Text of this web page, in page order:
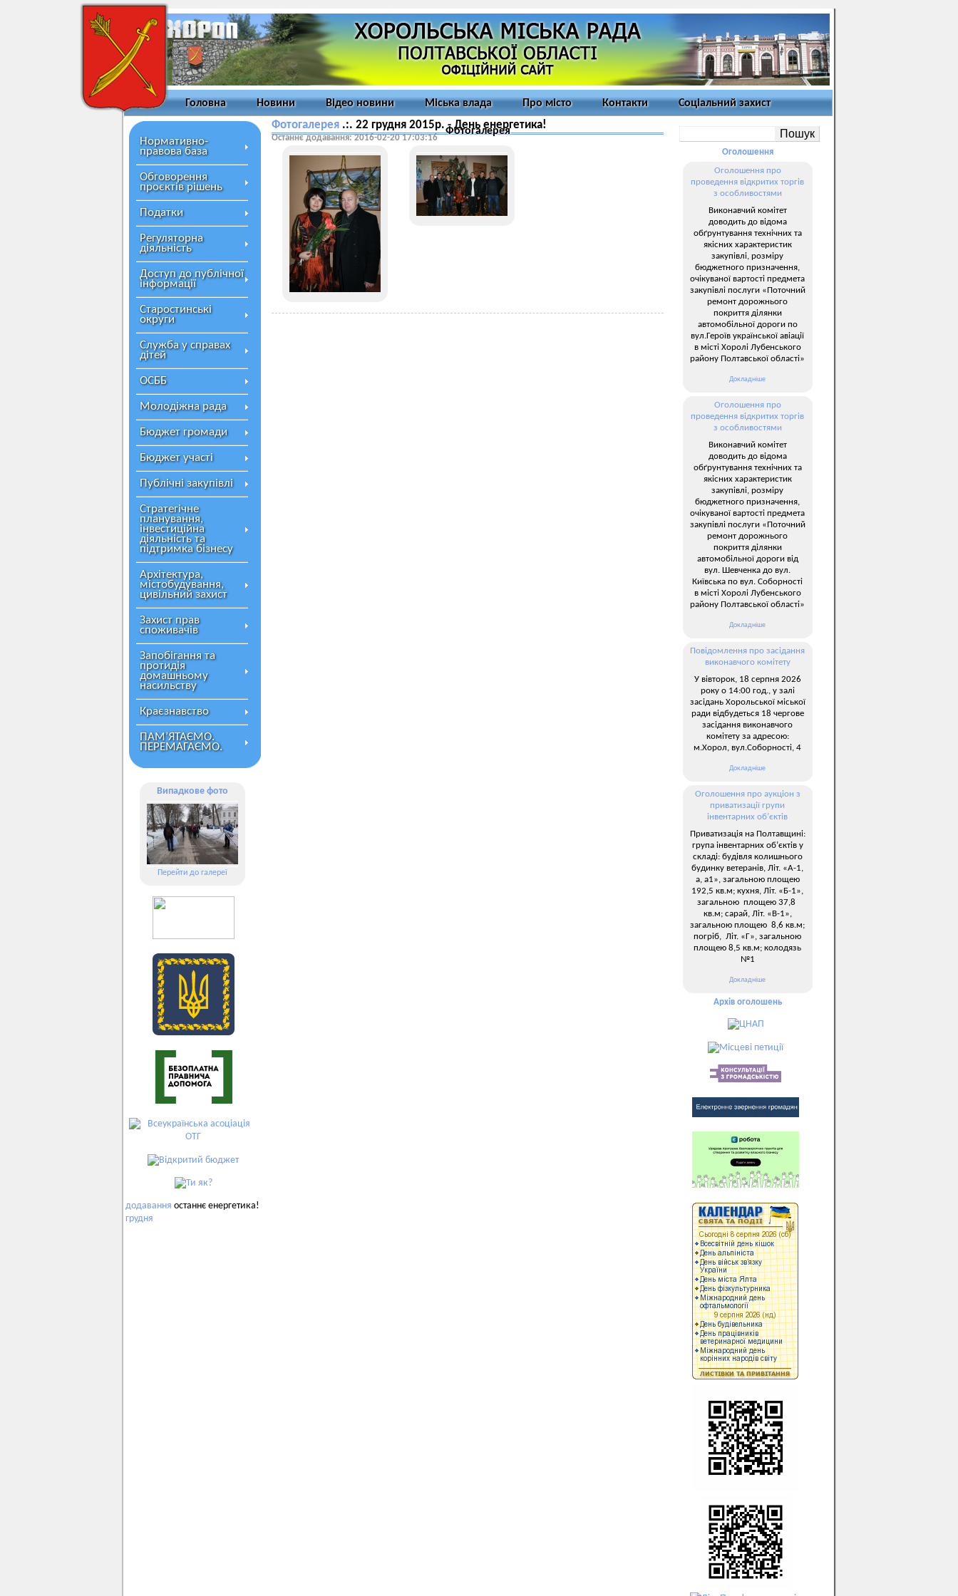
Головна Новини Відео новини Міська влада Про місто Контакти Соціальний захист
Фотогалерея
Нормативно-
правова база
Обговорення
проєктів рішень
Податки
Регуляторна
діяльність
Доступ до публічної
інформації
Старостинські
округи
Служба у справах
дітей
ОСББ
Молодіжна рада
Бюджет громади
Бюджет участі
Публічні закупівлі
Стратегічне
планування,
інвестиційна
діяльність та
підтримка бізнесу
Архітектура,
містобудування,
цивільний захист
Захист прав
споживачів
Запобігання та
протидія
домашньому
насильству
Краєзнавство
ПАМ’ЯТАЄМО.
ПЕРЕМАГАЄМО.
Випадкове фото
Перейти до галереї
додавання останнє енергетика!
грудня
Фотогалерея .:. 22 грудня 2015р. - День енергетика!
Останнє додавання: 2016-02-20 17:03:16
Оголошення
Оголошення про
проведення відкритих торгів
з особливостями
Виконавчий комітет
доводить до відома
обґрунтування технічних та
якісних характеристик
закупівлі, розміру
бюджетного призначення,
очікуваної вартості предмета
закупівлі послуги «Поточний
ремонт дорожнього
покриття ділянки
автомобільної дороги по
вул.Героїв української авіації
в місті Хоролі Лубенського
району Полтавської області»
Докладніше
Оголошення про
проведення відкритих торгів
з особливостями
Виконавчий комітет
доводить до відома
обґрунтування технічних та
якісних характеристик
закупівлі, розміру
бюджетного призначення,
очікуваної вартості предмета
закупівлі послуги «Поточний
ремонт дорожнього
покриття ділянки
автомобільної дороги від
вул. Шевченка до вул.
Київська по вул. Соборності
в місті Хоролі Лубенського
району Полтавської області»
Докладніше
Повідомлення про засідання
виконавчого комітету
У вівторок, 18 серпня 2026
року о 14:00 год., у залі
засідань Хорольської міської
ради відбудеться 18 чергове
засідання виконавчого
комітету за адресою:
м.Хорол, вул.Соборності, 4
Докладніше
Оголошення про аукціон з
приватизації групи
інвентарних об’єктів
Приватизація на Полтавщині:
група інвентарних об’єктів у
складі: будівля колишнього
будинку ветеранів, Літ. «А-1,
а, а1», загальною площею
192,5 кв.м; кухня, Літ. «Б-1»,
загальною площею 37,8
кв.м; сарай, Літ. «В-1»,
загальною площею 8,6 кв.м;
погріб, Літ. «Г», загальною
площею 8,5 кв.м; колодязь
№1
Докладніше
Архів оголошень